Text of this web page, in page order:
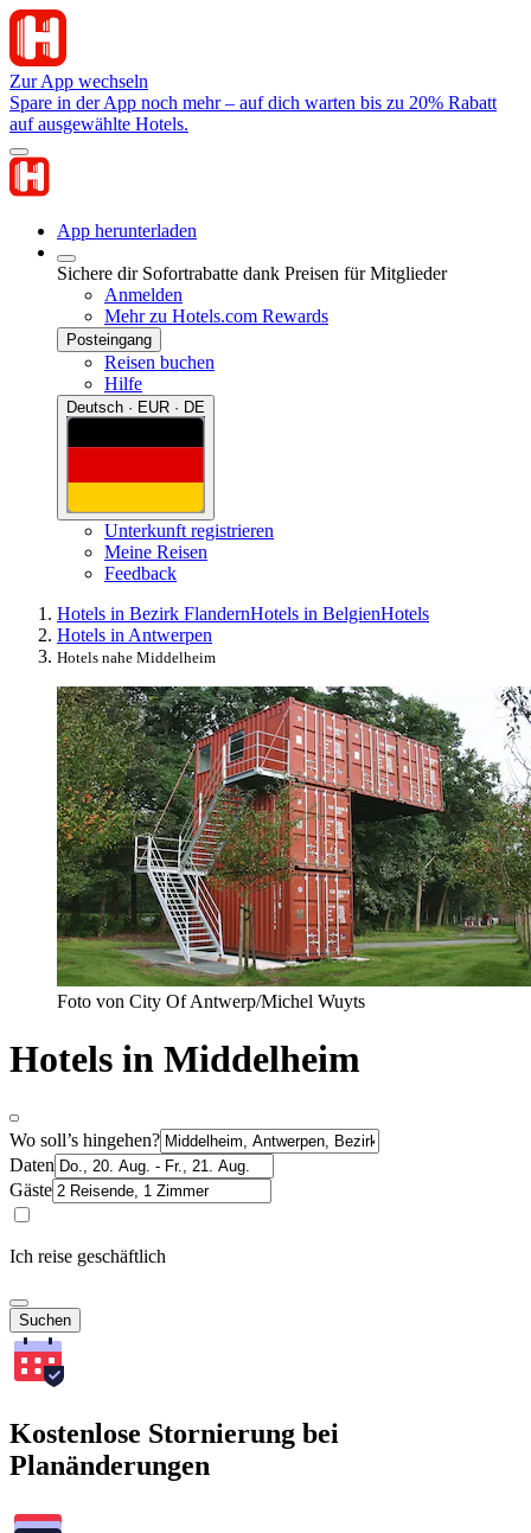
Zur App wechseln
Spare in der App noch mehr – auf dich warten bis zu 20% Rabatt
auf ausgewählte Hotels.
App herunterladen
Sichere dir Sofortrabatte dank Preisen für Mitglieder
Anmelden
Mehr zu Hotels.com Rewards
Posteingang
Reisen buchen
Hilfe
Deutsch · EUR · DE
Unterkunft registrieren
Meine Reisen
Feedback
Hotels in Bezirk FlandernHotels in BelgienHotels
Hotels in Antwerpen
Hotels nahe Middelheim
Foto von City Of Antwerp/Michel Wuyts
Hotels in Middelheim
Wo soll’s hingehen?
Daten
Gäste
Ich reise geschäftlich
Suchen
Kostenlose Stornierung bei
Planänderungen